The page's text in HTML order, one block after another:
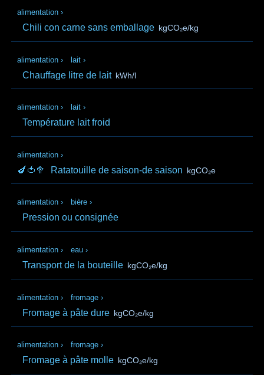
alimentation ›
Chili con carne sans emballage kgCO₂e/kg
alimentation › lait ›
Chauffage litre de lait kWh/l
alimentation › lait ›
Température lait froid
alimentation ›
🍆🍅🥦 Ratatouille de saison-de saison kgCO₂e
alimentation › bière ›
Pression ou consignée
alimentation › eau ›
Transport de la bouteille kgCO₂e/kg
alimentation › fromage ›
Fromage à pâte dure kgCO₂e/kg
alimentation › fromage ›
Fromage à pâte molle kgCO₂e/kg